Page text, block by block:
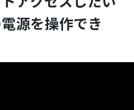
源を操作でき